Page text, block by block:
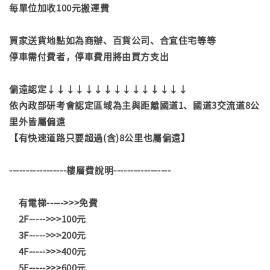
每單位加收100元搬運費
買家送貨地點如為商辦、百貨公司、合宜住宅等等
停車需付費者，停車費用將由買方支出
偏遠認定↓↓↓↓↓↓↓↓↓↓↓↓↓↓↓
依內政部研考會認定區域為主與距離國道1、國道3交流道8公
里外皆屬偏遠
【有快速道路只要超過(含)8公里也屬偏遠】
-----------------樓層費說明-----------------
有電梯----->>>免費
2F----->>>100元
3F----->>>200元
4F----->>>400元
5F----->>>600元